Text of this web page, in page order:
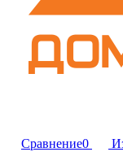
Сравнение0